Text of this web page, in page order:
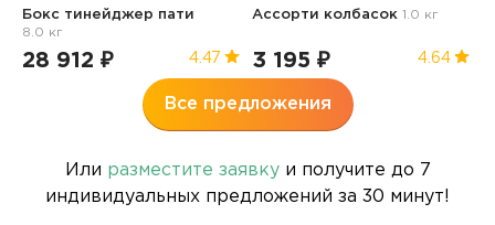
Бокс тинейджер пати
8.0 кг
28 912 ₽ 4.47
Ассорти колбасок1.0 кг
3 195 ₽ 4.64
Все предложения
Или разместите заявкуи получите до 7
индивидуальных предложений за 30 минут!